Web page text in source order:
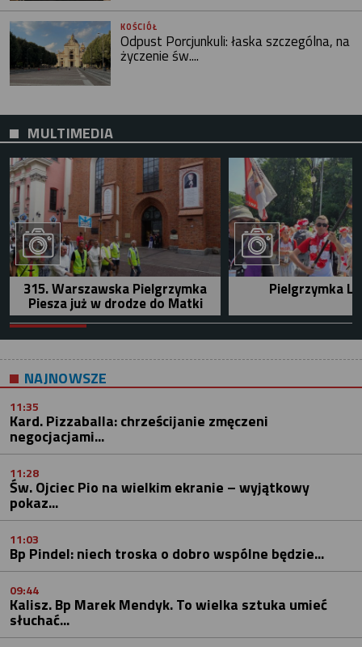
KOŚCIÓŁ
Odpust Porcjunkuli: łaska szczególna, na
życzenie św....
MULTIMEDIA
315. Warszawska Pielgrzymka
Piesza już w drodze do Matki
Pielgrzymka
NAJNOWSZE
11:35
Kard. Pizzaballa: chrześcijanie zmęczeni
negocjacjami...
11:28
Św. Ojciec Pio na wielkim ekranie – wyjątkowy
pokaz...
11:03
Bp Pindel: niech troska o dobro wspólne będzie...
09:44
Kalisz. Bp Marek Mendyk. To wielka sztuka umieć
słuchać...